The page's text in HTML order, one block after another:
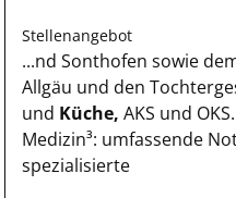
Stellenangebot
...nd Sonthofen sowie
Allgäu und den
und Küche, AKS und
Medizin³: umfassende
spezialisierte